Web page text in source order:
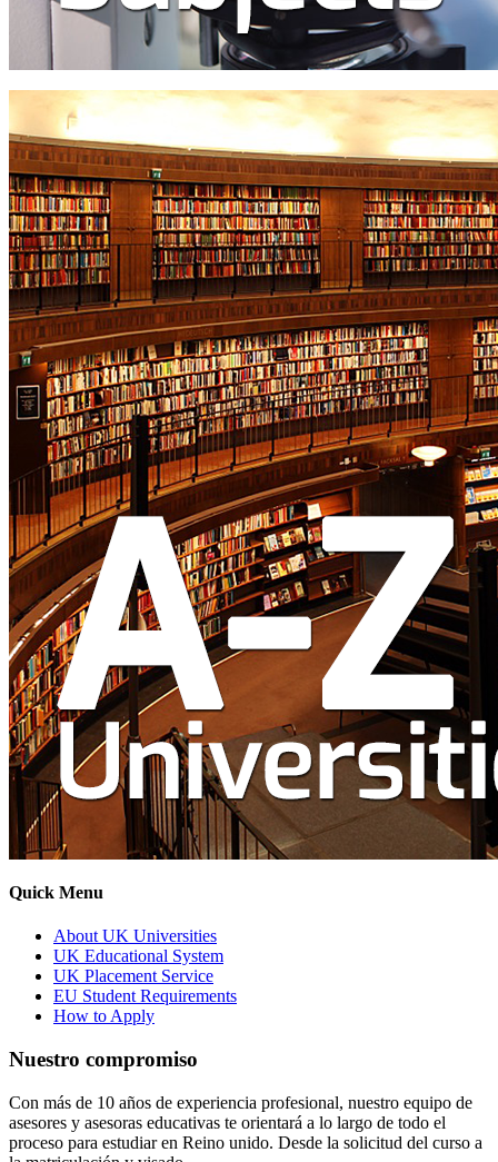
Quick Menu
About UK Universities
UK Educational System
UK Placement Service
EU Student Requirements
How to Apply
Nuestro compromiso
Con más de 10 años de experiencia profesional, nuestro equipo de
asesores y asesoras educativas te orientará a lo largo de todo el
proceso para estudiar en Reino unido. Desde la solicitud del curso a